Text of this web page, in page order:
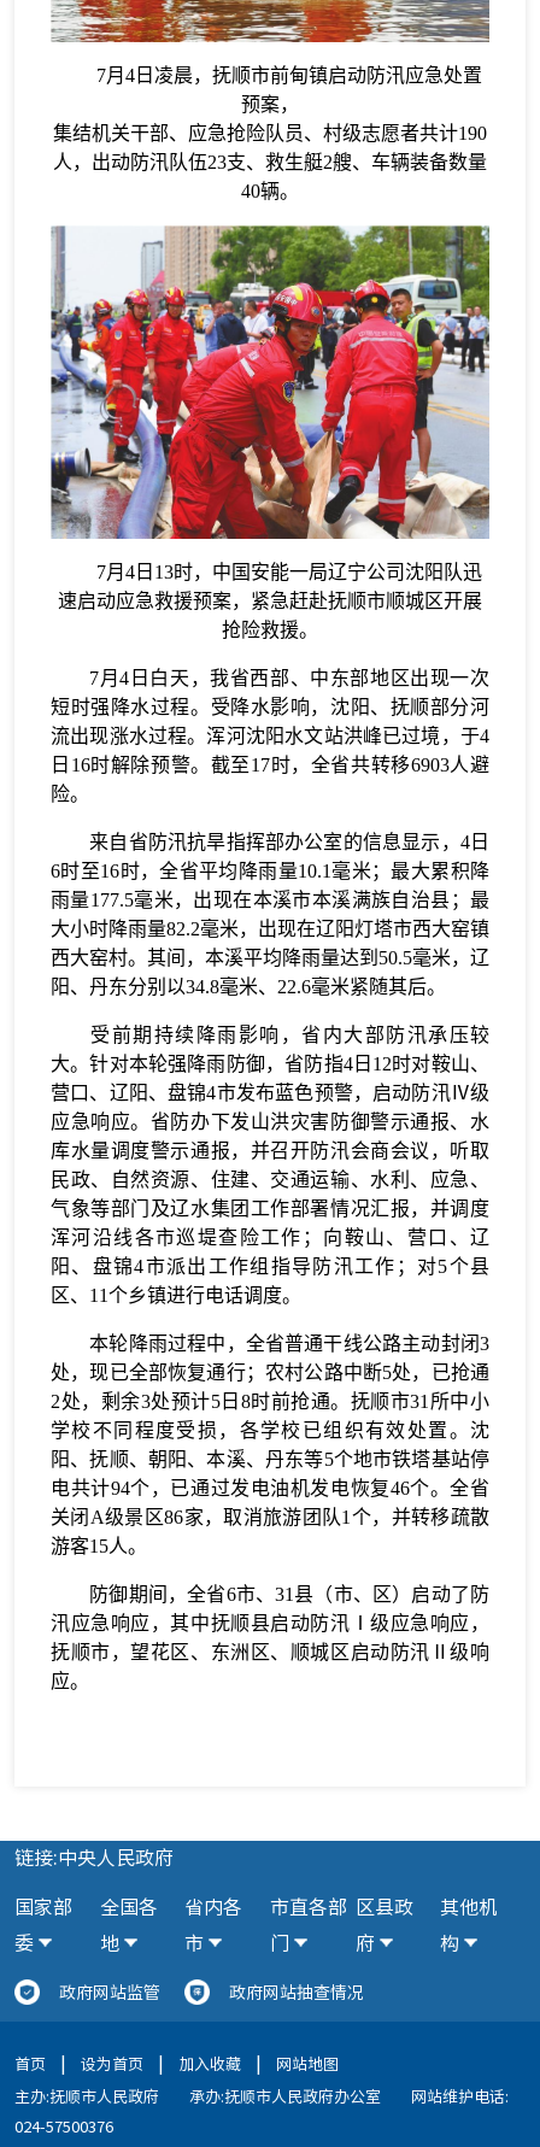
7月4日凌晨，抚顺市前甸镇启动防汛应急处置
预案，
集结机关干部、应急抢险队员、村级志愿者共计190
人，出动防汛队伍23支、救生艇2艘、车辆装备数量
40辆。
7月4日13时，中国安能一局辽宁公司沈阳队迅
速启动应急救援预案，紧急赶赴抚顺市顺城区开展
抢险救援。
7月4日白天，我省西部、中东部地区出现一次
流出现涨水过程。浑河沈阳水文站洪峰已过境，于4
日16时解除预警。截至17时，全省共转移6903人避
险。
6时至16时，全省平均降雨量10.1毫米；最大累积降
雨量177.5毫米，出现在本溪市本溪满族自治县；最
大小时降雨量82.2毫米，出现在辽阳灯塔市西大窑镇
西大窑村。其间，本溪平均降雨量达到50.5毫米，辽
阳、丹东分别以34.8毫米、22.6毫米紧随其后。
受前期持续降雨影响，省内大部防汛承压较
大。针对本轮强降雨防御，省防指4日12时对鞍山、
营口、辽阳、盘锦4市发布蓝色预警，启动防汛Ⅳ级
应急响应。省防办下发山洪灾害防御警示通报、水
库水量调度警示通报，并召开防汛会商会议，听取
民政、自然资源、住建、交通运输、水利、应急、
气象等部门及辽水集团工作部署情况汇报，并调度
浑河沿线各市巡堤查险工作；向鞍山、营口、辽
阳、盘锦4市派出工作组指导防汛工作；对5个县
区、11个乡镇进行电话调度。
阳、抚顺、朝阳、本溪、丹东等5个地市铁塔基站停
电共计94个，已通过发电油机发电恢复46个。全省
关闭A级景区86家，取消旅游团队1个，并转移疏散
游客15人。
汛应急响应，其中抚顺县启动防汛Ⅰ级应急响应，
抚顺市，望花区、东洲区、顺城区启动防汛Ⅱ级响